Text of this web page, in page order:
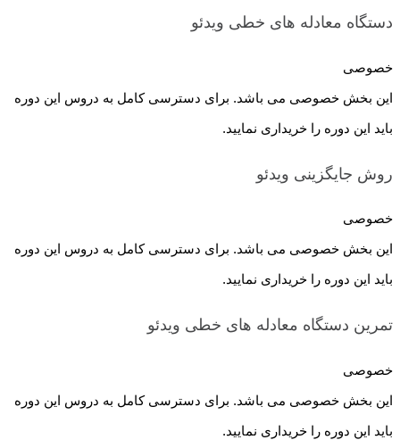
دستگاه معادله های خطی ویدئو
خصوصی
این بخش خصوصی می باشد. برای دسترسی کامل به دروس این دوره
باید این دوره را خریداری نمایید.
روش جایگزینی ویدئو
خصوصی
این بخش خصوصی می باشد. برای دسترسی کامل به دروس این دوره
باید این دوره را خریداری نمایید.
تمرین دستگاه معادله های خطی ویدئو
خصوصی
این بخش خصوصی می باشد. برای دسترسی کامل به دروس این دوره
باید این دوره را خریداری نمایید.